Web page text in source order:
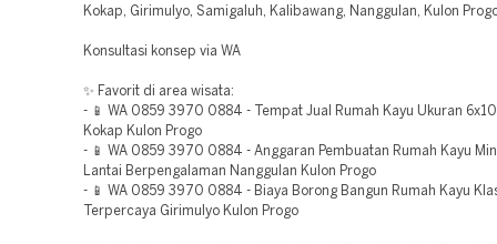
Kokap, Girimulyo, Samigaluh, Kalibawang, Nanggulan, Kulon
Konsultasi konsep via WA
✨ Favorit di area wisata:
- 📱 WA 0859 3970 0884 - Tempat Jual Rumah Kayu Ukuran
Kokap Kulon Progo
- 📱 WA 0859 3970 0884 - Anggaran Pembuatan Rumah Kayu
Lantai Berpengalaman Nanggulan Kulon Progo
- 📱 WA 0859 3970 0884 - Biaya Borong Bangun Rumah Kayu
Terpercaya Girimulyo Kulon Progo